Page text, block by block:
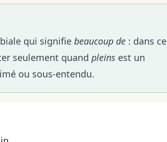
qui signifie beaucoup de : dans ce
seulement quand pleins est un
ou sous-entendu.